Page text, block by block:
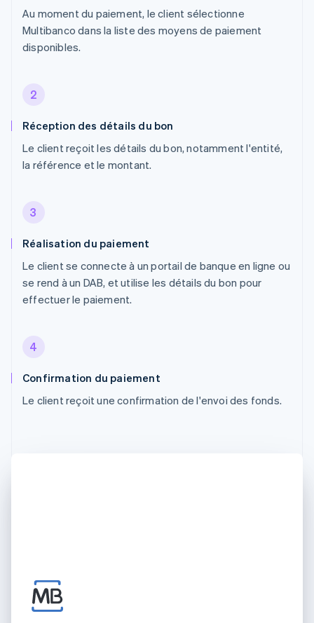
Au moment du paiement, le client sélectionne
Multibanco dans la liste des moyens de paiement
disponibles.
2
Réception des détails du bon
Le client reçoit les détails du bon, notamment l'entité,
la référence et le montant.
3
Réalisation du paiement
Le client se connecte à un portail de banque en ligne ou
se rend à un DAB, et utilise les détails du bon pour
effectuer le paiement.
4
Confirmation du paiement
Le client reçoit une confirmation de l'envoi des fonds.